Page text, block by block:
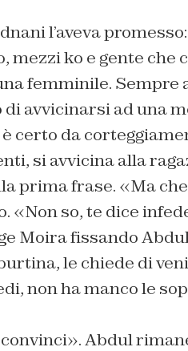
l’aveva
mezzi ko e gente che
femminile. Sempre
avvicinarsi ad una
certo da
si avvicina alla
prima frase. «Ma
«Non so, te dice
Moira fissando
le chiede di
non ha manco le
Abdul